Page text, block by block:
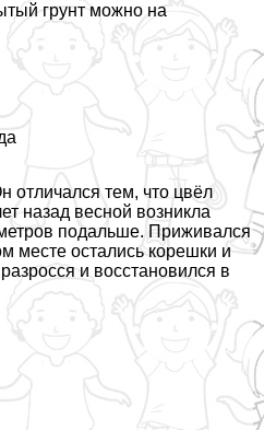
грунт можно на
отличался тем, что цвёл
назад весной возникла
подальше. Приживался
месте остались корешки и
и восстановился в